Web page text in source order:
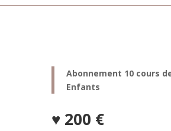
Abonnement 10 cours
Enfants
♥ 200 €